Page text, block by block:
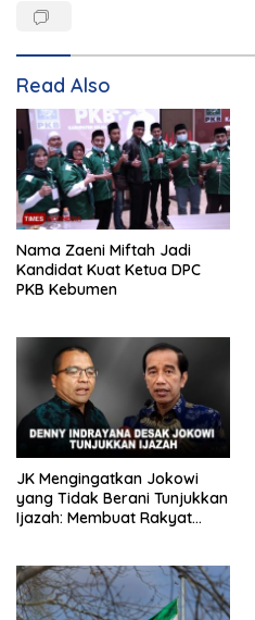
Read Also
Nama Zaeni Miftah Jadi
Kandidat Kuat Ketua DPC
PKB Kebumen
JK Mengingatkan Jokowi
yang Tidak Berani Tunjukkan
Ijazah: Membuat Rakyat